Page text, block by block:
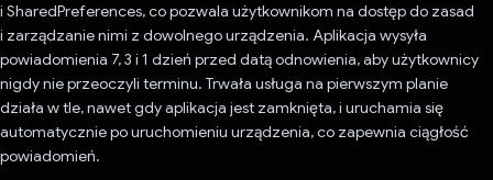
i SharedPreferences, co pozwala użytkownikom na dostęp do zasad
i zarządzanie nimi z dowolnego urządzenia. Aplikacja wysyła
powiadomienia 7, 3 i 1 dzień przed datą odnowienia, aby użytkownicy
nigdy nie przeoczyli terminu. Trwała usługa na pierwszym planie
działa w tle, nawet gdy aplikacja jest zamknięta, i uruchamia się
automatycznie po uruchomieniu urządzenia, co zapewnia ciągłość
powiadomień.